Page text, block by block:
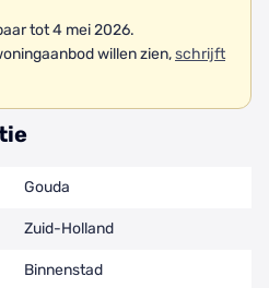
tot 4 mei 2026.
willen zien,schrijft
Gouda
Zuid-Holland
Binnenstad